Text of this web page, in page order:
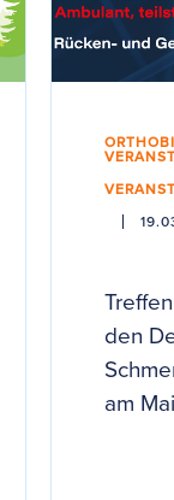
den
am